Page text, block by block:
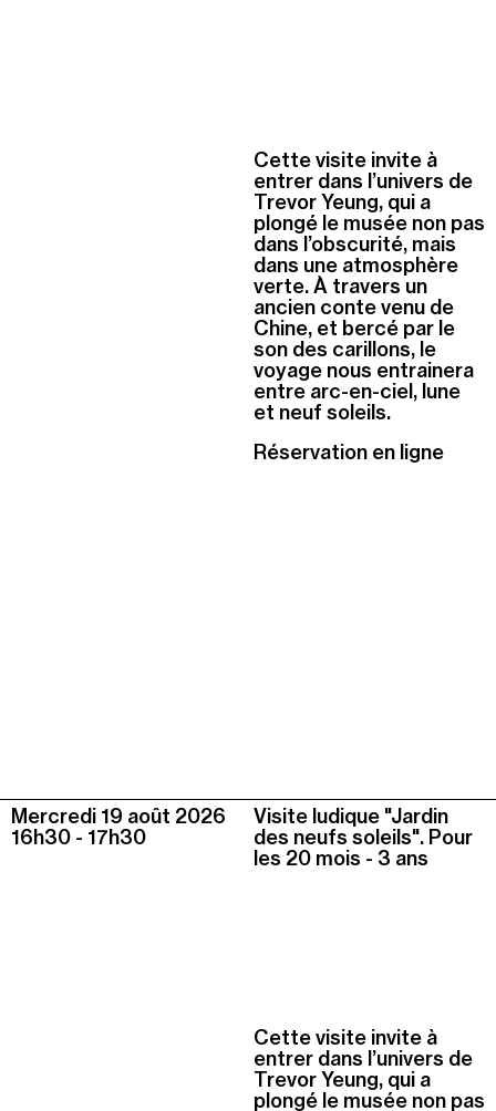
Cette visite invite à
entrer dans l’univers de
Trevor Yeung, qui a
plongé le musée non pas
dans l’obscurité, mais
dans une atmosphère
verte. À travers un
ancien conte venu de
Chine, et bercé par le
son des carillons, le
voyage nous entrainera
entre arc-en-ciel, lune
et neuf soleils.
Réservation en ligne
Mercredi 19 août 2026
16h30 - 17h30
Visite ludique "Jardin
des neufs soleils". Pour
les 20 mois - 3 ans
Cette visite invite à
entrer dans l’univers de
Trevor Yeung, qui a
plongé le musée non pas